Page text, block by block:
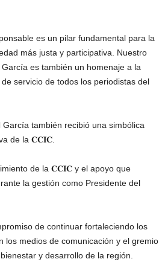
es un pilar fundamental para la
más justa y participativa. Nuestro
es también un homenaje a la
servicio de todos los periodistas del
también recibió una simbólica
de la 𝐂𝐂𝐈𝐂.
de la 𝐂𝐂𝐈𝐂 y el apoyo que
la gestión como Presidente del
de continuar fortaleciendo los
los medios de comunicación y el gremio
y desarrollo de la región.